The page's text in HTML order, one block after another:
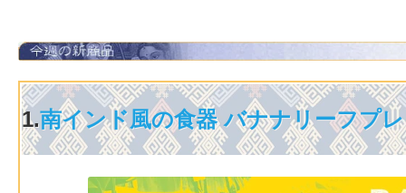
1.南インド風の食器 バナナリーフプ